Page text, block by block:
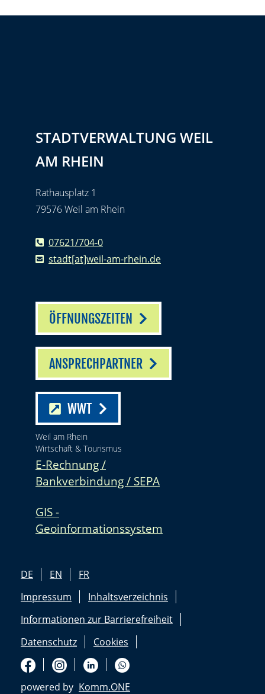
STADTVERWALTUNG WEIL
AM RHEIN
Rathausplatz 1
79576 Weil am Rhein
07621/704-0
stadt[at]weil-am-rhein.de
ÖFFNUNGSZEITEN
ANSPRECHPARTNER
WWT
Weil am Rhein
Wirtschaft & Tourismus
E-Rechnung /
Bankverbindung / SEPA
GIS -
Geoinformationssystem
DE EN
FR
Impressum
Inhaltsverzeichnis
Informationen zur Barrierefreiheit
Datenschutz
Cookies
powered by Komm.ONE